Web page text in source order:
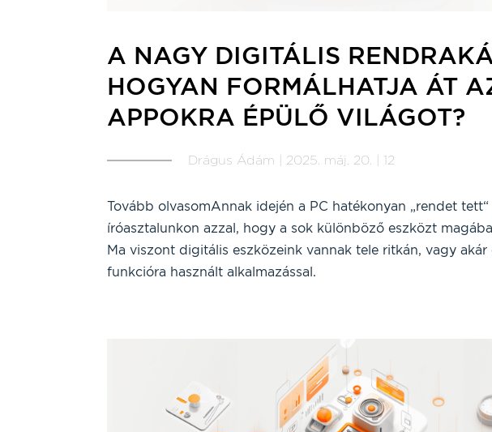
A NAGY DIGITÁLIS
HOGYAN FORMÁLHATJA ÁT
APPOKRA ÉPÜLŐ VILÁGOT?
Drágus Ádám | 2025. máj. 20. | 12
Tovább olvasomAnnak idején a PC hatékonyan „rendet tett“
íróasztalunkon azzal, hogy a sok különböző eszközt
Ma viszont digitális eszközeink vannak tele ritkán, vagy akár
funkcióra használt alkalmazással.